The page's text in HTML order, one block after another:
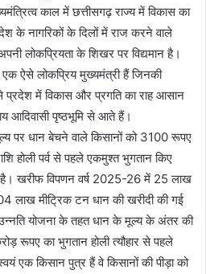
काल में छत्तीसगढ़ राज्य में विकास का
के नागरिकों के दिलों में राज करने वाले
लोकप्रियता के शिखर पर विद्यमान है।
ऐसे लोकप्रिय मुख्यमंत्री हैं जिनकी
प्रदेश में विकास और प्रगति का राह आसान
आदिवासी पृष्ठभूमि से आते हैं।
पर धान बेचने वाले किसानों को 3100 रूपए
होली पर्व से पहले एकमुश्त भुगतान किए
है। खरीफ विपणन वर्ष 2025-26 में 25 लाख
लाख मीट्रिक टन धान की खरीदी की गई
योजना के तहत धान के मूल्य के अंतर की
रूपए का भुगतान होली त्यौहार से पहले
एक किसान पुत्र हैं वे किसानों की पीड़ा को